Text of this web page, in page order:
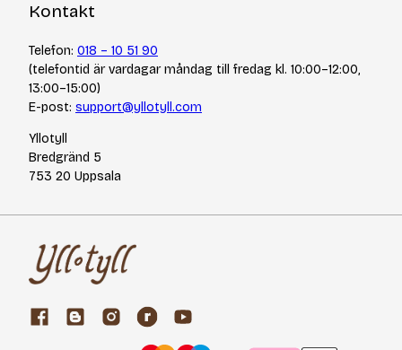
Kontakt
Telefon: 018 – 10 51 90
(telefontid är vardagar måndag till fredag kl. 10:00–12:00,
13:00–15:00)
E-post: support@yllotyll.com
Yllotyll
Bredgränd 5
753 20 Uppsala